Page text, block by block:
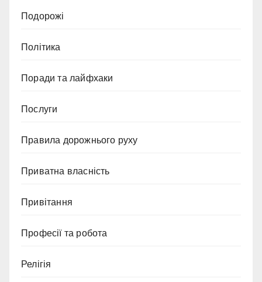
Подорожі
Політика
Поради та лайфхаки
Послуги
Правила дорожнього руху
Приватна власність
Привітання
Професії та робота
Релігія